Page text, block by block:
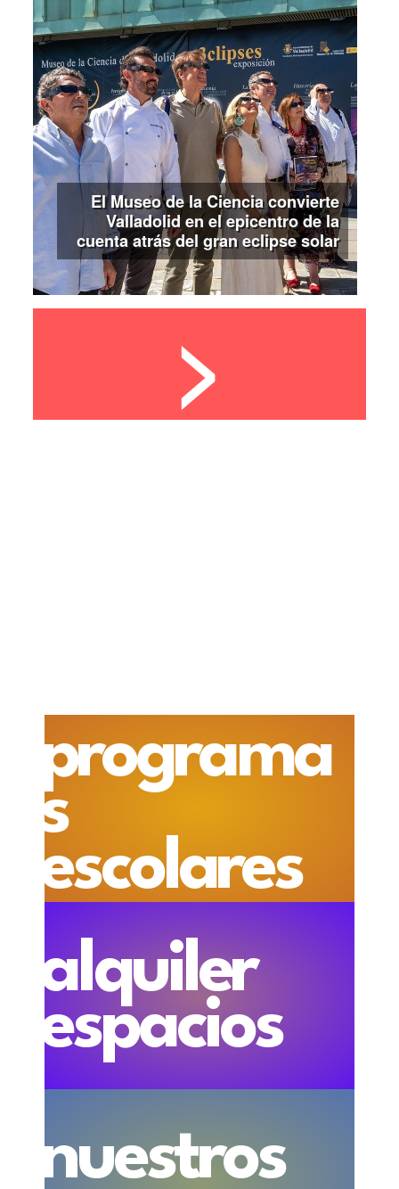
El Museo de la Ciencia convierte
Valladolid en el epicentro de la
cuenta atrás del gran eclipse solar
>
programa
s
escolares
alquiler
espacios
nuestros